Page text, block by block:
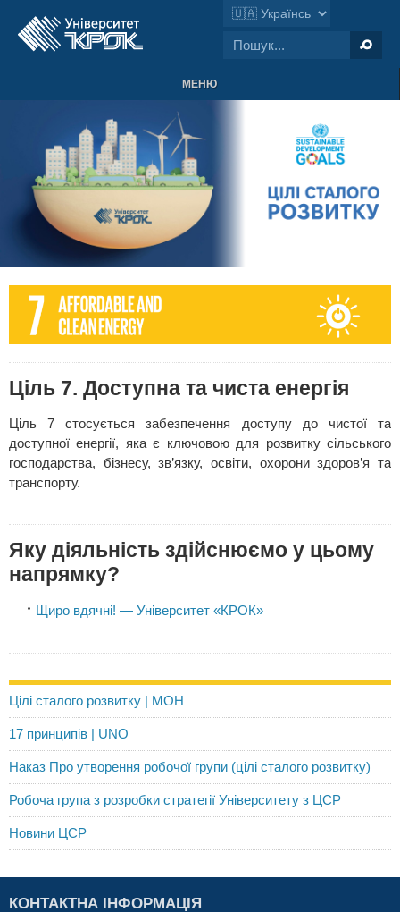
МЕНЮ
Ціль 7. Доступна та чиста енергія
Ціль 7 стосується забезпечення доступу до чистої та
доступної енергії, яка є ключовою для розвитку сільського
господарства, бізнесу, зв’язку, освіти, охорони здоров’я та
транспорту.
Яку діяльність здійснюємо у цьому
напрямку?
Щиро вдячні! — Університет «КРОК»
Цілі сталого розвитку | МОН
17 принципів | UNO
Наказ Про утворення робочої групи (цілі сталого розвитку)
Робоча група з розробки стратегії Університету з ЦСР
Новини ЦСР
КОНТАКТНА ІНФОРМАЦІЯ